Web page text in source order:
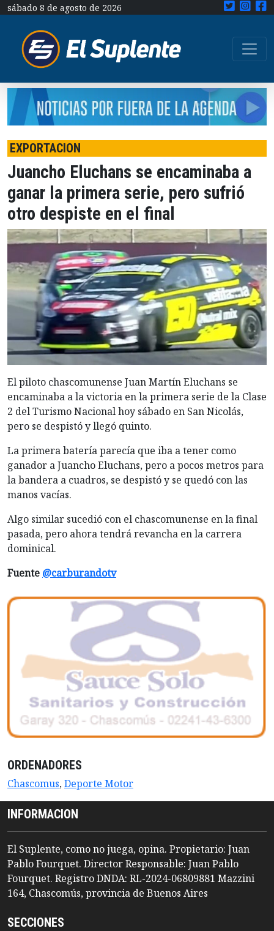
sábado 8 de agosto de 2026
EXPORTACION
Juancho Eluchans se encaminaba a
ganar la primera serie, pero sufrió
otro despiste en el final
El piloto chascomunense Juan Martín Eluchans se
encaminaba a la victoria en la primera serie de la Clase
2 del Turismo Nacional hoy sábado en San Nicolás,
pero se despistó y llegó quinto.
La primera batería parecía que iba a tener como
ganador a Juancho Eluchans, pero a pocos metros para
la bandera a cuadros, se despistó y se quedó con las
manos vacías.
Algo similar sucedió con el chascomunense en la final
pasada, pero ahora tendrá revancha en la carrera
dominical.
Fuente @carburandotv
ORDENADORES
Chascomus,Deporte Motor
INFORMACION
El Suplente, como no juega, opina. Propietario: Juan
Pablo Fourquet. Director Responsable: Juan Pablo
Fourquet. Registro DNDA: RL-2024-06809881 Mazzini
164, Chascomús, provincia de Buenos Aires
SECCIONES